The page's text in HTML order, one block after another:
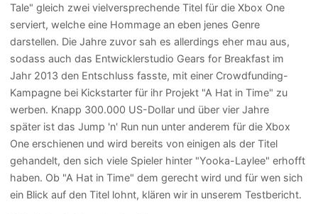
Tale" gleich zwei vielversprechende Titel für die Xbox One
serviert, welche eine Hommage an eben jenes Genre
darstellen. Die Jahre zuvor sah es allerdings eher mau aus,
sodass auch das Entwicklerstudio Gears for Breakfast im
Jahr 2013 den Entschluss fasste, mit einer Crowdfunding-
Kampagne bei Kickstarter für ihr Projekt "A Hat in Time" zu
werben. Knapp 300.000 US-Dollar und über vier Jahre
später ist das Jump 'n' Run nun unter anderem für die Xbox
One erschienen und wird bereits von einigen als der Titel
gehandelt, den sich viele Spieler hinter "Yooka-Laylee" erhofft
haben. Ob "A Hat in Time" dem gerecht wird und für wen sich
ein Blick auf den Titel lohnt, klären wir in unserem Testbericht.